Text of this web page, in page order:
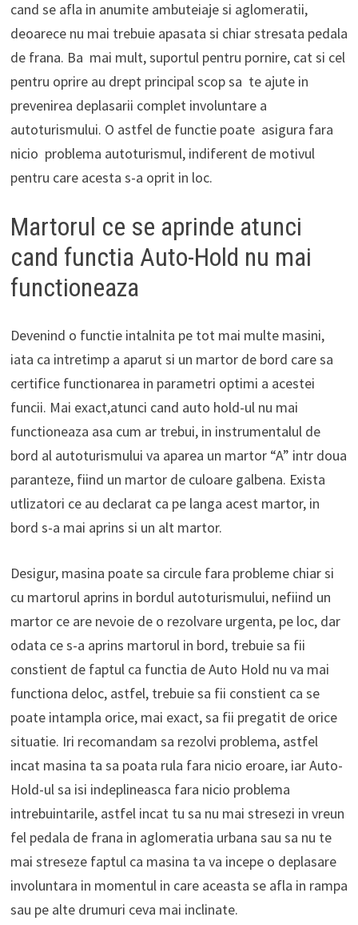
cand se afla in anumite ambuteiaje si aglomeratii,
deoarece nu mai trebuie apasata si chiar stresata pedala
de frana. Ba mai mult, suportul pentru pornire, cat si cel
pentru oprire au drept principal scop sa te ajute in
prevenirea deplasarii complet involuntare a
autoturismului. O astfel de functie poate asigura fara
nicio problema autoturismul, indiferent de motivul
pentru care acesta s-a oprit in loc.
Martorul ce se aprinde atunci
cand functia Auto-Hold nu mai
functioneaza
Devenind o functie intalnita pe tot mai multe masini,
iata ca intretimp a aparut si un martor de bord care sa
certifice functionarea in parametri optimi a acestei
funcii. Mai exact,atunci cand auto hold-ul nu mai
functioneaza asa cum ar trebui, in instrumentalul de
bord al autoturismului va aparea un martor “A” intr doua
paranteze, fiind un martor de culoare galbena. Exista
utlizatori ce au declarat ca pe langa acest martor, in
bord s-a mai aprins si un alt martor.
Desigur, masina poate sa circule fara probleme chiar si
cu martorul aprins in bordul autoturismului, nefiind un
martor ce are nevoie de o rezolvare urgenta, pe loc, dar
odata ce s-a aprins martorul in bord, trebuie sa fii
constient de faptul ca functia de Auto Hold nu va mai
functiona deloc, astfel, trebuie sa fii constient ca se
poate intampla orice, mai exact, sa fii pregatit de orice
situatie. Iri recomandam sa rezolvi problema, astfel
incat masina ta sa poata rula fara nicio eroare, iar Auto-
Hold-ul sa isi indeplineasca fara nicio problema
intrebuintarile, astfel incat tu sa nu mai stresezi in vreun
fel pedala de frana in aglomeratia urbana sau sa nu te
mai streseze faptul ca masina ta va incepe o deplasare
involuntara in momentul in care aceasta se afla in rampa
sau pe alte drumuri ceva mai inclinate.